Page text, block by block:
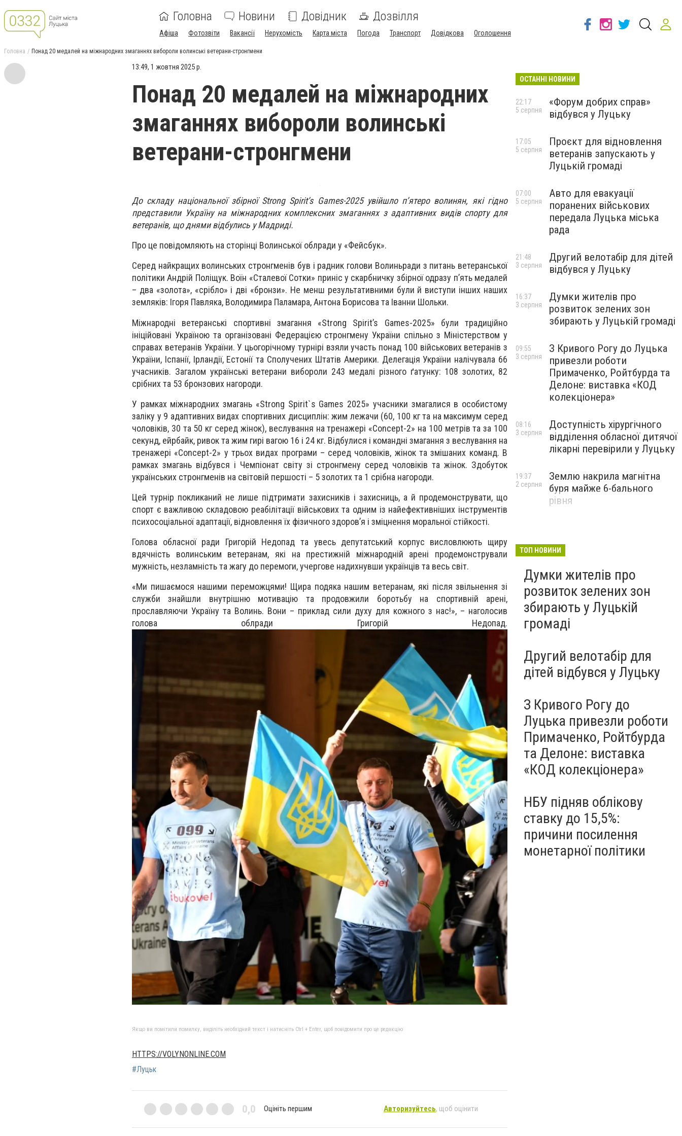
Головна Новини Довідник Дозвілля
Афіша Фотозвіти Вакансії Нерухомість Карта міста Погода Транспорт Довідкова Оголошення
Головна Понад 20 медалей на міжнародних змаганнях вибороли волинські ветерани-стронгмени
13:49, 1 жовтня 2025 р.
Понад 20 медалей на міжнародних
змаганнях вибороли волинські
ветерани-стронгмени
До складу національної збірної Strong Spirit’s Games-2025 увійшло п’ятеро волинян, які гідно
представили Україну на міжнародних комплексних змаганнях з адаптивних видів спорту для
ветеранів, що днями відбулись у Мадриді.
Про це повідомляють на сторінці Волинської облради у «Фейсбук».
Серед найкращих волинських стронгменів був і радник голови Волиньради з питань ветеранської
політики Андрій Поліщук. Воїн «Сталевої Сотки» приніс у скарбничку збірної одразу п’ять медалей
– два «золота», «срібло» і дві «бронзи». Не менш результативними були й виступи інших наших
земляків: Ігоря Павляка, Володимира Паламара, Антона Борисова та Іванни Шольки.
Міжнародні ветеранські спортивні змагання «Strong Spirit’s Games-2025» були традиційно
ініційовані Україною та організовані Федерацією стронгмену України спільно з Міністерством у
справах ветеранів України. У цьогорічному турнірі взяли участь понад 100 військових ветеранів з
України, Іспанії, Ірландії, Естонії та Сполучених Штатів Америки. Делегація України налічувала 66
учасників. Загалом українські ветерани вибороли 243 медалі різного ґатунку: 108 золотих, 82
срібних та 53 бронзових нагороди.
У рамках міжнародних змагань «Strong Spirit`s Games 2025» учасники змагалися в особистому
заліку у 9 адаптивних видах спортивних дисциплін: жим лежачи (60, 100 кг та на максимум серед
чоловіків, 30 та 50 кг серед жінок), веслування на тренажері «Concept-2» на 100 метрів та за 100
секунд, ейрбайк, ривок та жим гирі вагою 16 і 24 кг. Відбулися і командні змагання з веслування на
тренажері «Concept-2» у трьох видах програми – серед чоловіків, жінок та змішаних команд. В
рамках змагань відбувся і Чемпіонат світу зі стронгмену серед чоловіків та жінок. Здобуток
українських стронгменів на світовій першості – 5 золотих та 1 срібна нагороди.
Цей турнір покликаний не лише підтримати захисників і захисниць, а й продемонструвати, що
спорт є важливою складовою реабілітації військових та одним із найефективніших інструментів
психосоціальної адаптації, відновлення їх фізичного здоров’я і зміцнення моральної стійкості.
Голова обласної ради Григорій Недопад та увесь депутатський корпус висловлюють щиру
вдячність волинським ветеранам, які на престижній міжнародній арені продемонстрували
мужність, незламність та жагу до перемоги, учергове надихнувши українців та весь світ.
«Ми пишаємося нашими переможцями! Щира подяка нашим ветеранам, які після звільнення зі
служби знайшли внутрішню мотивацію та продовжили боротьбу на спортивній арені,
прославляючи Україну та Волинь. Вони – приклад сили духу для кожного з нас!», – наголосив
голова облради Григорій Недопад.
Якщо ви помітили помилку, виділіть необхідний текст і натисніть Ctrl + Enter, щоб повідомити про це редакцію
HTTPS://VOLYNONLINE.COM
#Луцьк
0,0 Оцініть першим Авторизуйтесь, щоб оцінити
ОСТАННІ НОВИНИ
«Форум добрих справ»
відбувся у Луцьку
22:17
5 серпня
Проєкт для відновлення
ветеранів запускають у
Луцькій громаді
17:05
5 серпня
Авто для евакуації
поранених військових
передала Луцька міська
рада
07:00
5 серпня
Другий велотабір для дітей
відбувся у Луцьку
21:48
3 серпня
Думки жителів про
розвиток зелених зон
збирають у Луцькій громаді
16:37
3 серпня
З Кривого Рогу до Луцька
привезли роботи
Примаченко, Ройтбурда та
Делоне: виставка «КОД
колекціонера»
09:55
3 серпня
Доступність хірургічного
відділення обласної дитячої
лікарні перевірили у Луцьку
08:16
3 серпня
Землю накрила магнітна
буря майже 6-бального
рівня
19:37
2 серпня
ТОП НОВИНИ
Думки жителів про
розвиток зелених зон
збирають у Луцькій
громаді
Другий велотабір для
дітей відбувся у Луцьку
З Кривого Рогу до
Луцька привезли роботи
Примаченко, Ройтбурда
та Делоне: виставка
«КОД колекціонера»
НБУ підняв облікову
ставку до 15,5%:
причини посилення
монетарної політики